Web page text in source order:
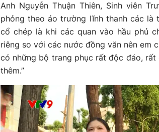
Anh Nguyễn Thuận Thiên, Sinh viên
phỏng theo áo trường lĩnh thanh các là
cổ chép là khi các quan vào hầu phủ
riêng so với các nước đồng văn nên em
có những bộ trang phục rất độc đáo,
thêm.”